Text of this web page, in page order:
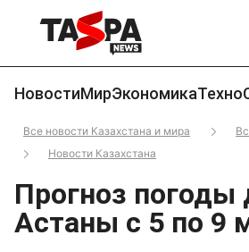
НовостиМирЭкономикаТехно
Все новости Казахстана и мира
Новости Казахстана
Прогноз погоды
Астаны с 5 по 9